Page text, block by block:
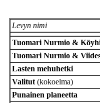
Levyn nimi
Tuomari Nurmio &
Tuomari Nurmio &
Lasten mehuhetki
Valitut (kokoelma)
Punainen planeetta